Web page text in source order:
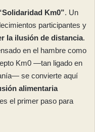
Km0”. Un
participantes y
la ilusión de distancia.
en el hambre como
Km0 —tan ligado en
se convierte aquí
alimentaria
el primer paso para